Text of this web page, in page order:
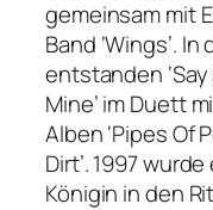
gemeinsam mit
Band ‘Wings’.
entstanden ‘Say
Mine’ im Duett
Alben ‘Pipes Of
Dirt’. 1997
Königin in den